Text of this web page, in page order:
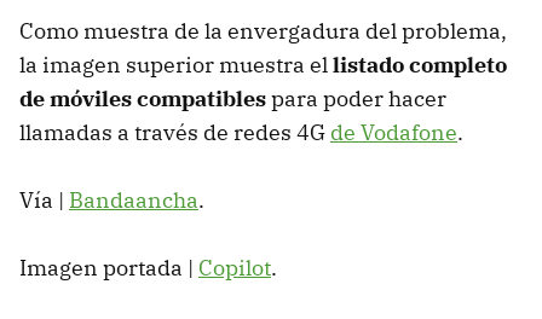
Como muestra de la envergadura del problema,
la imagen superior muestra ellistado completo
de móviles compatiblespara poder hacer
llamadas a través de redes 4G de Vodafone.
Vía | Bandaancha.
Imagen portada | Copilot.